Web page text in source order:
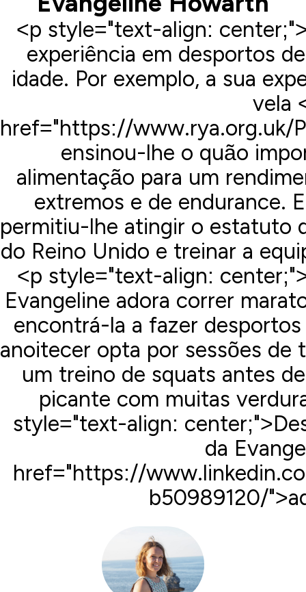
<p style="text-align:
experiência em desportos
idade. Por exemplo, a sua
vela
href="https://www.rya.org.uk/
ensinou-lhe o quão
alimentação para um
extremos e de endurance.
permitiu-lhe atingir o estatuto
do Reino Unido e treinar a
<p style="text-align:
Evangeline adora correr
encontrá-la a fazer
anoitecer opta por sessões de
um treino de squats antes
picante com muitas
style="text-align:
da
href="https://
b50989120/